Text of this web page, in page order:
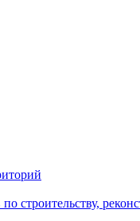
строительству,